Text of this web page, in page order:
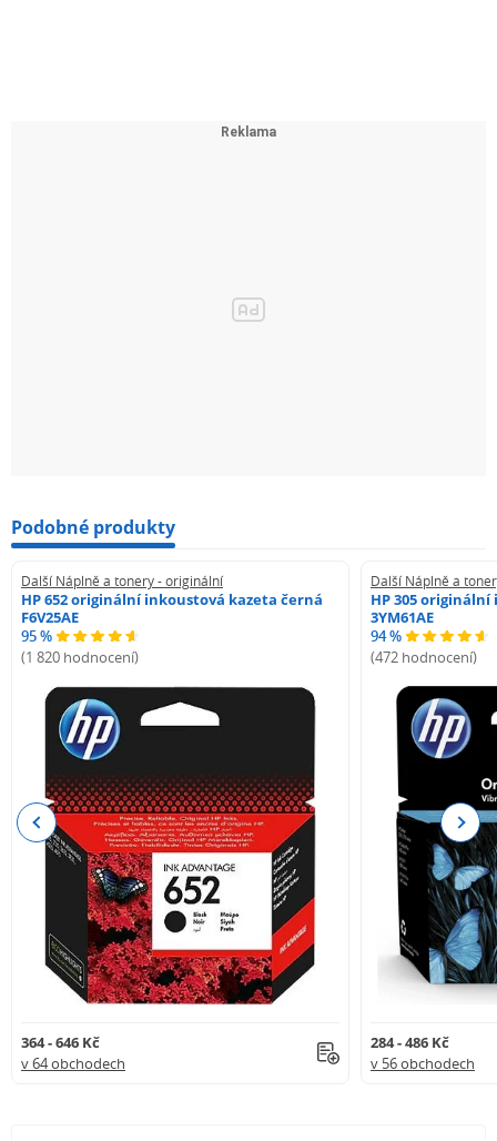
Podobné produkty
Další Náplně a tonery - originální
HP 652 originální inkoustová kazeta černá
F6V25AE
95 %
(1 820 hodnocení)
364 - 646 Kč
v 64 obchodech
Další Náplně a
HP 305
3YM61AE
94 %
(472 hodnocení)
284 - 486 Kč
v 56 obchodech
Previous Next